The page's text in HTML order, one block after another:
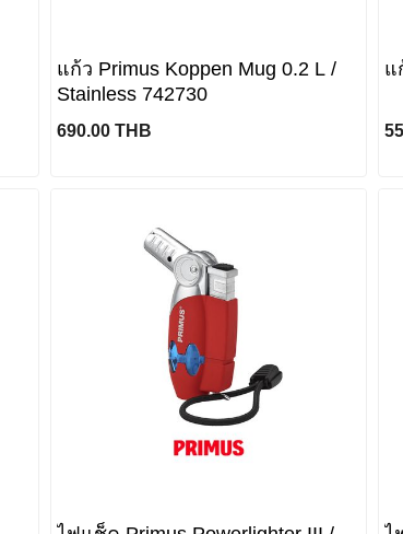
แก้ว Primus Koppen Mug 0.2 L /
Stainless 742730
690.00 THB
แ